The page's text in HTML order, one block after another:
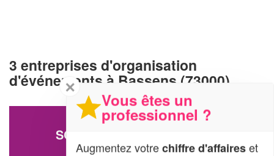
3 entreprises d'organisation
d'événements à Bassens (73000)
SOCIÉTÉ LA MAISON ROSE
9 Rue Du Grand Champ
✕
Vous êtes un
professionnel ?
Augmentez votrechiffre d'affaireset